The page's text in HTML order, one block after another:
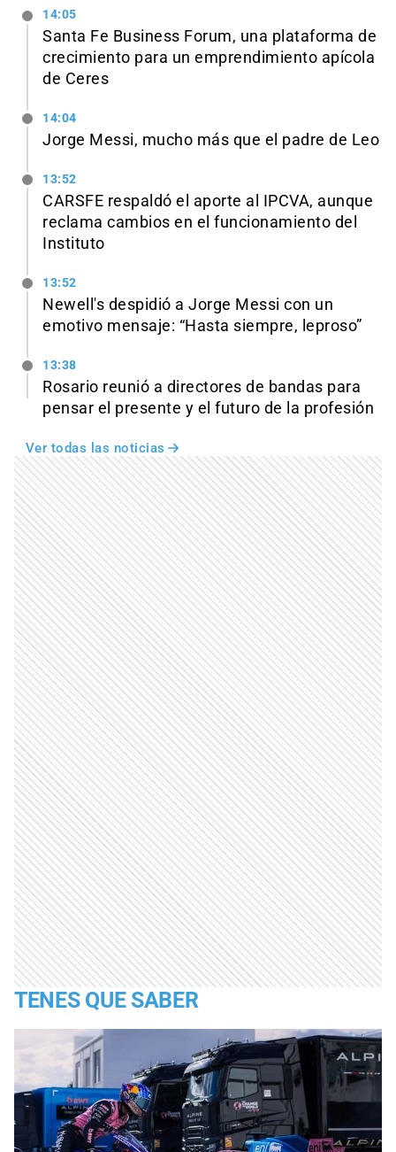
14:05
Santa Fe Business Forum, una plataforma de
crecimiento para un emprendimiento apícola
de Ceres
14:04
Jorge Messi, mucho más que el padre de Leo
13:52
CARSFE respaldó el aporte al IPCVA, aunque
reclama cambios en el funcionamiento del
Instituto
13:52
Newell's despidió a Jorge Messi con un
emotivo mensaje: “Hasta siempre, leproso”
13:38
Rosario reunió a directores de bandas para
pensar el presente y el futuro de la profesión
Ver todas las noticias
TENES QUE SABER